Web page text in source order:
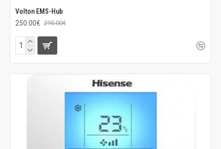
Volton EMS-Hub
250.00€ 295.00€